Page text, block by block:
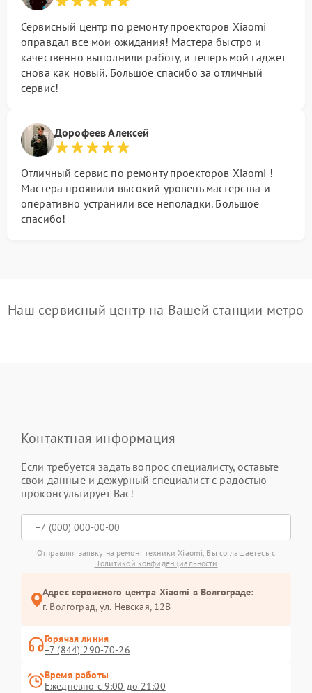
Сервисный центр по ремонту проекторов Xiaomi
оправдал все мои ожидания! Мастера быстро и
качественно выполнили работу, и теперь мой гаджет
снова как новый. Большое спасибо за отличный
сервис!
Дорофеев Алексей
Отличный сервис по ремонту проекторов Xiaomi !
Мастера проявили высокий уровень мастерства и
оперативно устранили все неполадки. Большое
спасибо!
Наш сервисный центр на Вашей станции метро
Контактная информация
Если требуется задать вопрос специалисту, оставьте
свои данные и дежурный специалист с радостью
проконсультирует Вас!
Отправляя заявку на ремонт техники Xiaomi, Вы соглашаетесь с
Политикой конфиденциальности
Адрес сервисного центра Xiaomi в Волгограде:
г. Волгоград, ул. Невская, 12В
Горячая линия
+7 (844) 290-70-26
Время работы
Ежедневно с 9:00 до 21:00